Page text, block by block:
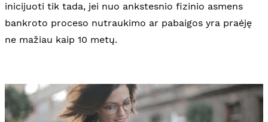
inicijuoti tik tada, jei nuo ankstesnio fizinio asmens
bankroto proceso nutraukimo ar pabaigos yra praėję
ne mažiau kaip 10 metų.